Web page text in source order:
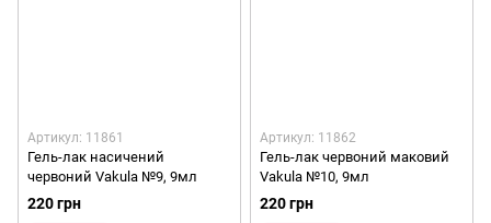
Артикул: 11861
Гель-лак насичений
червоний Vakula №9, 9мл
220 грн
Артикул: 11862
Гель-лак червоний маковий
Vakula №10, 9мл
220 грн